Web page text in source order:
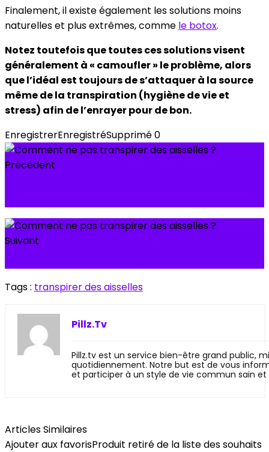
Finalement, il existe également les solutions moins
naturelles et plus extrêmes, comme le botox.
Notez toutefois que toutes ces solutions visent
généralement à « camoufler » le problème, alors
que l’idéal est toujours de s’attaquer à la source
même de la transpiration (hygiène de vie et
stress) afin de l’enrayer pour de bon.
EnregistrerEnregistréSupprimé0
Précédent
Suivant
Tags : transpirer des aisselles
Pillz.Tv
Pillz.tv est un service bien-être grand public,
quotidiennement. Notre but est de vous
et participer à un style de vie commun sain et
Articles Similaires
Ajouter aux favorisProduit retiré de la liste des souhaits